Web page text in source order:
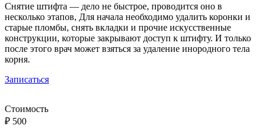
Снятие штифта — дело не быстрое, проводится оно в
несколько этапов, Для начала необходимо удалить коронки и
старые пломбы, снять вкладки и прочие искусственные
конструкции, которые закрывают доступ к штифту. И только
после этого врач может взяться за удаление инородного тела
корня.
Записаться
Стоимость
₽ 500